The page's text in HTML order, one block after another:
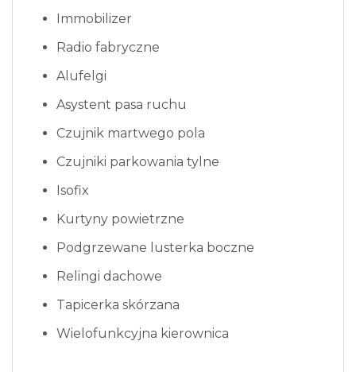
Immobilizer
Radio fabryczne
Alufelgi
Asystent pasa ruchu
Czujnik martwego pola
Czujniki parkowania tylne
Isofix
Kurtyny powietrzne
Podgrzewane lusterka boczne
Relingi dachowe
Tapicerka skórzana
Wielofunkcyjna kierownica